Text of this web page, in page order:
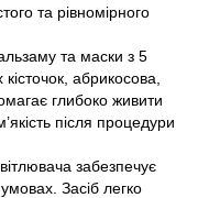
та рівномірного
та маски з 5
абрикосова,
глибоко живити
після процедури
забезпечує
Засіб легко